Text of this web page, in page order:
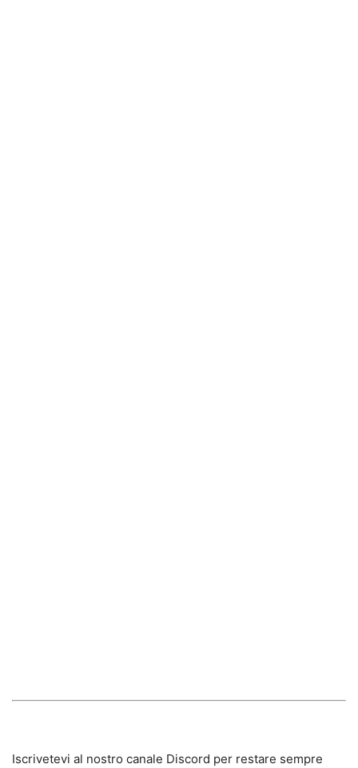
Iscrivetevi al nostro canale Discord per restare sempre